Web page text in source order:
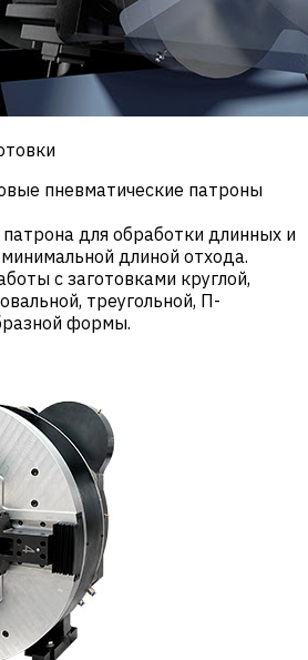
пневматические патроны
для обработки длинных и
длиной отхода.
с заготовками круглой,
треугольной, П-
формы.